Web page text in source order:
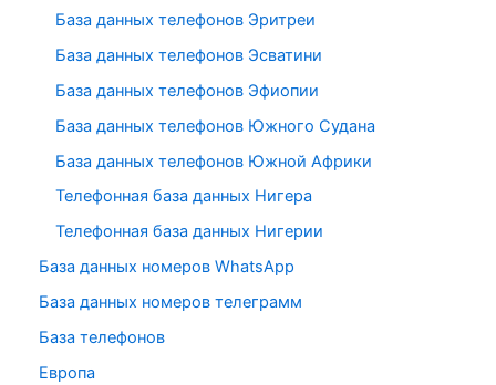
База данных телефонов Эритреи
База данных телефонов Эсватини
База данных телефонов Эфиопии
База данных телефонов Южного Судана
База данных телефонов Южной Африки
Телефонная база данных Нигера
Телефонная база данных Нигерии
База данных номеров WhatsApp
База данных номеров телеграмм
База телефонов
Европа